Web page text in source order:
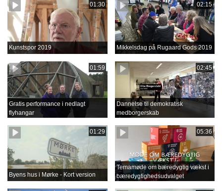
01:30
Kunstspor 2019
02:15
Mikkelsdag på Rugaard Gods 2019
01:59
Gratis performance i nedlagt
flyhangar
02:45
Dannelse til demokratisk
medborgerskab
01:29
Byens hus i Mørke - Kort version
05:36
Temamøde om bæredygtig vækst i
bæredygtighedsudvalget